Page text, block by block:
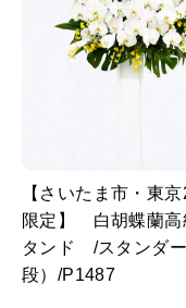
【さいたま市・東
限定】 白胡蝶蘭高
タンド /スタンダ
段）/P1487